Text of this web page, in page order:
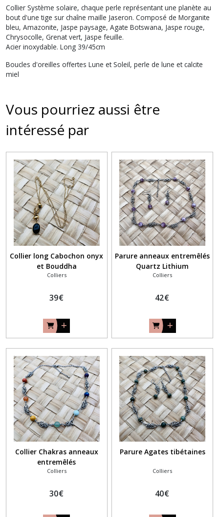
Collier Système solaire, chaque perle représentant une planète au
bout d'une tige sur chaîne maille Jaseron. Composé de Morganite
bleu, Amazonite, Jaspe paysage, Agate Botswana, Jaspe rouge,
Chrysocolle, Grenat vert, Jaspe feuille.
Acier inoxydable. Long 39/45cm
Boucles d'oreilles offertes Lune et Soleil, perle de lune et calcite
miel
Vous pourriez aussi être
intéressé par
Collier long Cabochon onyx
et Bouddha
Colliers
39€
Parure anneaux entremêlés
Quartz Lithium
Colliers
42€
Collier Chakras anneaux
entremêlés
Colliers
30€
Parure Agates tibétaines
Colliers
40€